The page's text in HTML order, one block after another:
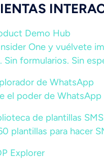
Demo Hub
One y vuélvete
Sin formularios. Sin
de WhatsApp
el poder de WhatsApp
de plantillas SMS
plantillas para hacer
Explorer